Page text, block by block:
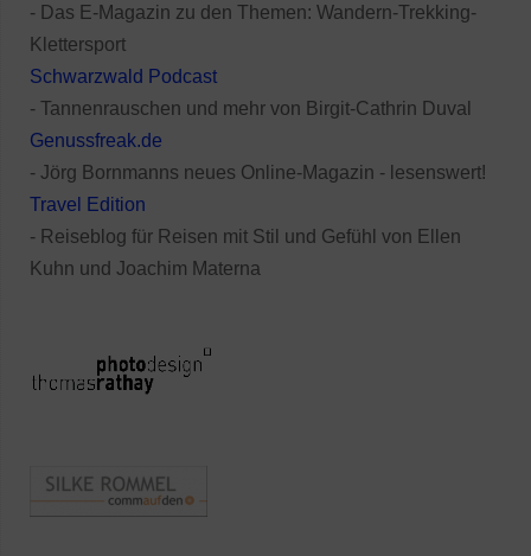
- Das E-Magazin zu den Themen: Wandern-Trekking-
Klettersport
Schwarzwald Podcast
- Tannenrauschen und mehr von Birgit-Cathrin Duval
Genussfreak.de
- Jörg Bornmanns neues Online-Magazin - lesenswert!
Travel Edition
- Reiseblog für Reisen mit Stil und Gefühl von Ellen
Kuhn und Joachim Materna